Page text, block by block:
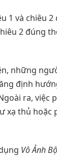
và chiêu
2 đúng
những
định
ra, việc
xạ thủ
Vô Ảnh Bộ